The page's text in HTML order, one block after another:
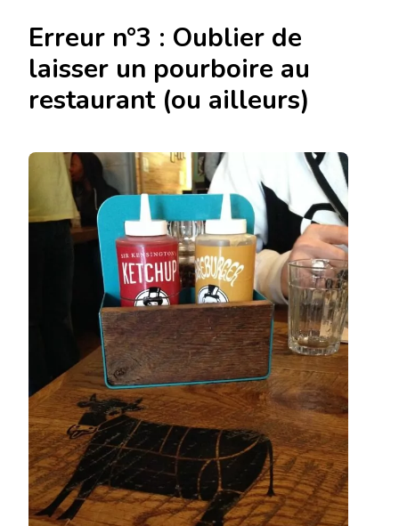
Erreur n°3 : Oublier de
laisser un pourboire au
restaurant (ou ailleurs)